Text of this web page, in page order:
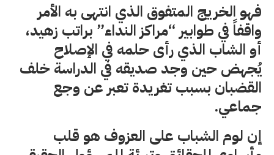
فهو الخريج المتفوق الذي انتهى به الأمر
واقفاً في طوابير “مراكز النداء” براتب زهيد،
أو الشاب الذي رأى حلمه في الإصلاح
يُجهض حين وجد صديقه في الدراسة خلف
القضبان بسبب تغريدة تعبر عن وجع
جماعي.
إن لوم الشباب على العزوف هو قلب